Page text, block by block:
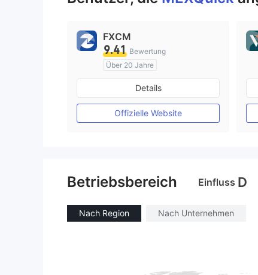
FXCM
9.41 Bewertung
Über 20 Jahre
AustralienRegulierung
Market Making (MM)
MT4-Volllizenz
Details
Offizielle Website
Betriebsbereich Einfluss D
Nach Region Nach Unternehmen